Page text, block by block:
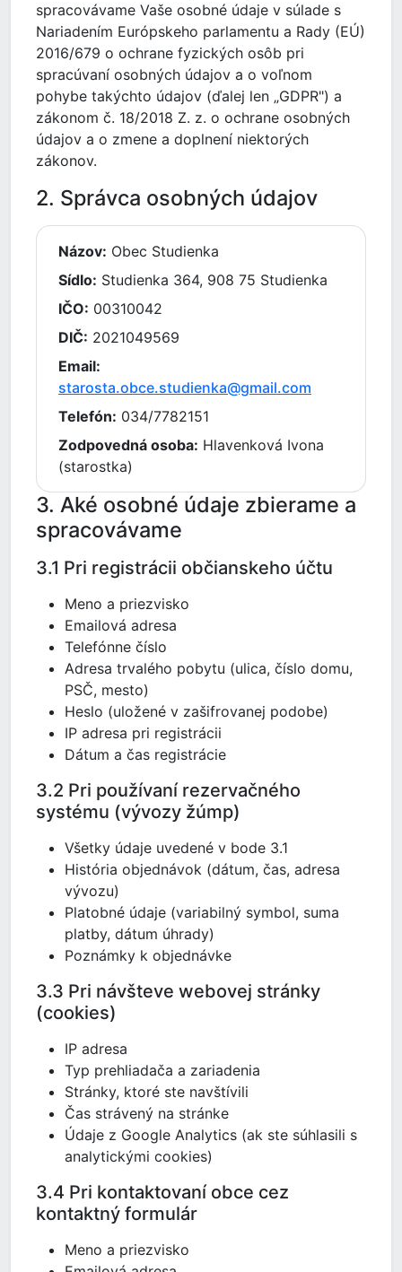
spracovávame Vaše osobné údaje v súlade s
Nariadením Európskeho parlamentu a Rady (EÚ)
2016/679 o ochrane fyzických osôb pri
spracúvaní osobných údajov a o voľnom
pohybe takýchto údajov (ďalej len „GDPR") a
zákonom č. 18/2018 Z. z. o ochrane osobných
údajov a o zmene a doplnení niektorých
zákonov.
2. Správca osobných údajov
Názov: Obec Studienka
Sídlo: Studienka 364, 908 75 Studienka
IČO: 00310042
DIČ: 2021049569
Email:
starosta.obce.studienka@gmail.com
Telefón: 034/7782151
Zodpovedná osoba: Hlavenková Ivona
(starostka)
3. Aké osobné údaje zbierame a
spracovávame
3.1 Pri registrácii občianskeho účtu
Meno a priezvisko
Emailová adresa
Telefónne číslo
Adresa trvalého pobytu (ulica, číslo domu,
PSČ, mesto)
Heslo (uložené v zašifrovanej podobe)
IP adresa pri registrácii
Dátum a čas registrácie
3.2 Pri používaní rezervačného
systému (vývozy žúmp)
Všetky údaje uvedené v bode 3.1
História objednávok (dátum, čas, adresa
vývozu)
Platobné údaje (variabilný symbol, suma
platby, dátum úhrady)
Poznámky k objednávke
3.3 Pri návšteve webovej stránky
(cookies)
IP adresa
Typ prehliadača a zariadenia
Stránky, ktoré ste navštívili
Čas strávený na stránke
Údaje z Google Analytics (ak ste súhlasili s
analytickými cookies)
3.4 Pri kontaktovaní obce cez
kontaktný formulár
Meno a priezvisko